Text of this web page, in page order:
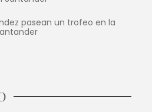
pasean un trofeo en la